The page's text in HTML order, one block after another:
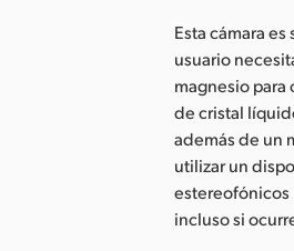
Esta cámara
usuario
magnesio para
de cristal
además de un
utilizar un
estereofónicos
incluso si